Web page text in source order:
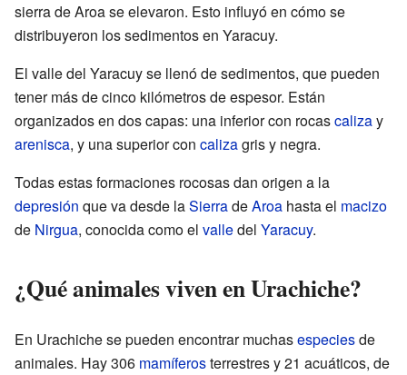
sierra de Aroa se elevaron. Esto influyó en cómo se
distribuyeron los sedimentos en Yaracuy.
El valle del Yaracuy se llenó de sedimentos, que pueden
tener más de cinco kilómetros de espesor. Están
organizados en dos capas: una inferior con rocascalizay
arenisca, y una superior con calizagris y negra.
Todas estas formaciones rocosas dan origen a la
depresión que va desde laSierradeAroa hasta el macizo
de Nirgua, conocida como el valledel Yaracuy.
¿Qué animales viven en Urachiche?
En Urachiche se pueden encontrar muchasespeciesde
animales. Hay 306 mamíferosterrestres y 21 acuáticos, de